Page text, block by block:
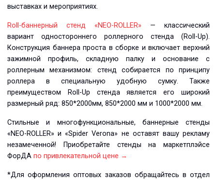
выставках и мероприятиях.
Roll-баннерный стенд «NEO-ROLLER» — классический
вариант одностороннего роллерного стенда (Roll-Up).
Конструкция баннера проста в сборке и включает верхний
зажимной профиль, складную палку и основание с
роллерным механизмом: стенд собирается по принципу
роллера в специальную удобную сумку. Также
преимуществом Roll-Up стенда является его широкий
размерный ряд: 850*2000мм, 850*2000 мм и 1000*2000 мм.
Стильные и многофункциональные, баннерные стенды
«NEO-ROLLER» и «Spider Verona» не оставят вашу рекламу
незамеченной! Приобретайте стенды на маркетплэйсе
ФорДА по привлекательной цене →
*Для оформления оптовых заказов обращайтесь в отдел